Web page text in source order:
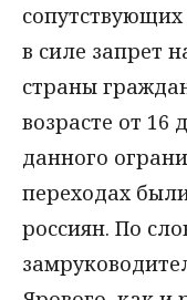
в силе запрет
страны
возрасте от 16
данного
переходах
россиян. По